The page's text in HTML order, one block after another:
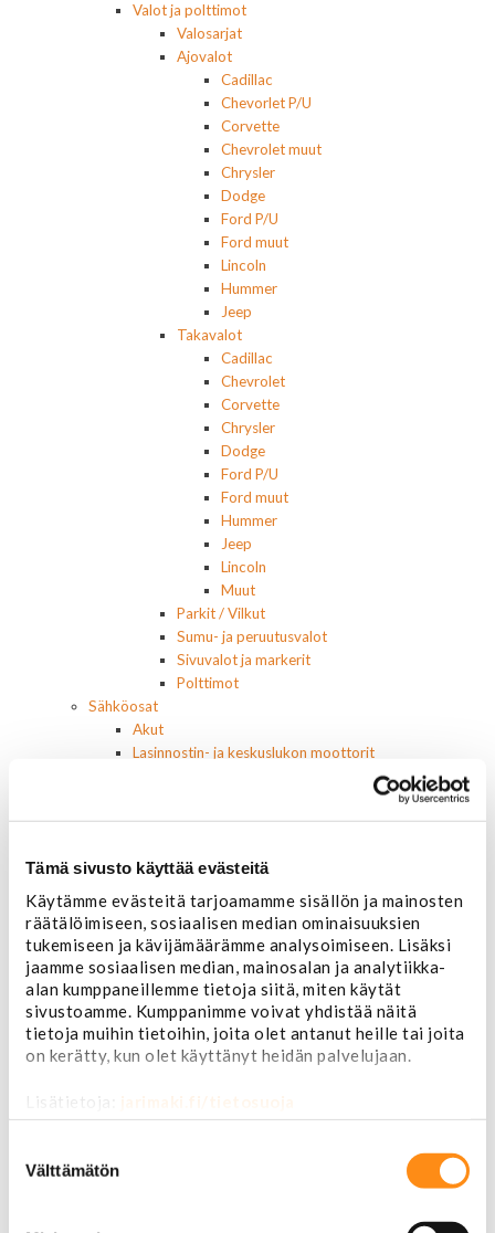
Tämä sivusto käyttää evästeitä
Käytämme evästeitä tarjoamamme sisällön ja mainosten
räätälöimiseen, sosiaalisen median ominaisuuksien
tukemiseen ja kävijämäärämme analysoimiseen. Lisäksi
jaamme sosiaalisen median, mainosalan ja analytiikka-
alan kumppaneillemme tietoja siitä, miten käytät
sivustoamme. Kumppanimme voivat yhdistää näitä
tietoja muihin tietoihin, joita olet antanut heille tai joita
on kerätty, kun olet käyttänyt heidän palvelujaan.
Lisätietoja: jarimaki.fi/tietosuoja
valinta
Välttämätön
Valot ja polttimot
Valosarjat
Ajovalot
Cadillac
Chevorlet P/U
Corvette
Chevrolet muut
Chrysler
Dodge
Ford P/U
Ford muut
Lincoln
Hummer
Jeep
Takavalot
Cadillac
Chevrolet
Corvette
Chrysler
Dodge
Ford P/U
Ford muut
Hummer
Jeep
Lincoln
Muut
Parkit / Vilkut
Sumu- ja peruutusvalot
Sivuvalot ja markerit
Polttimot
Sähköosat
Akut
Lasinnostin- ja keskuslukon moottorit
Laturin osat
Etuvastukset
Kennot
Kompressorit ja osat
Käyttöpaneelit / kytkimet
Moottorit
Ilmastoinnin osat
Muut
Ohjainlaitteet
Startit ja startin osat
Starttimoottorin osat
Sytytysosat